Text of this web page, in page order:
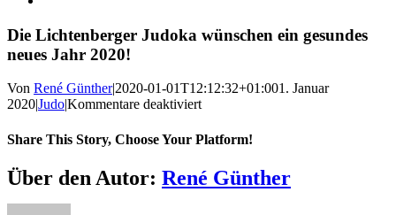
Bild
Die Lichtenberger Judoka wünschen ein gesundes
neues Jahr 2020!
Von René Günther|2020-01-01T12:12:32+01:001. Januar
2020|Judo|Kommentare deaktiviertfür
Lichtenberger
wünschen
ein
Share This Story, Choose Your Platform!
Facebook
X
Reddit
LinkedIn
WhatsApp
Telegram
Tumblr
Pinterest
Vk
Xing
E-
Mail
Über den Autor: René Günther